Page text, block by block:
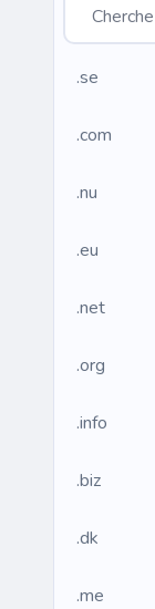
.se
.com
.nu
.eu
.net
.org
.info
.biz
.dk
.me